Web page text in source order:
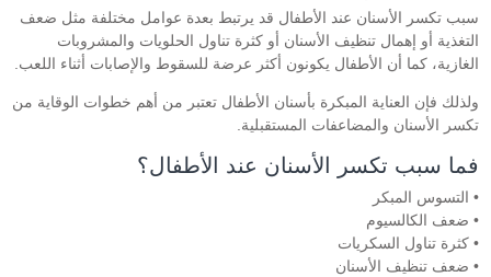
سبب تكسر الأسنان عند الأطفال قد يرتبط بعدة عوامل مختلفة مثل ضعف
التغذية أو إهمال تنظيف الأسنان أو كثرة تناول الحلويات والمشروبات
الغازية، كما أن الأطفال يكونون أكثر عرضة للسقوط والإصابات أثناء اللعب.
ولذلك فإن العناية المبكرة بأسنان الأطفال تعتبر من أهم خطوات الوقاية من
تكسر الأسنان والمضاعفات المستقبلية.
فما سبب تكسر الأسنان عند الأطفال؟
• التسوس المبكر
• ضعف الكالسيوم
• كثرة تناول السكريات
• ضعف تنظيف الأسنان